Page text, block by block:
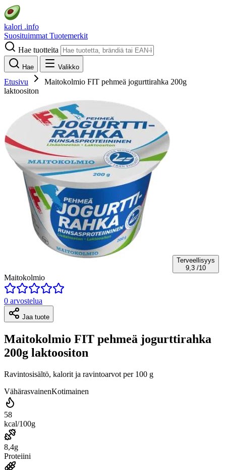
kalori .info
Suosituimmat Tuotemerkit
Hae tuotteita
Hae Valikko
Etusivu
Maitokolmio FIT pehmeä jogurttirahka 200g
laktoositon
Terveellisyys
9,3 /10
Maitokolmio
0 arvostelua
Jaa tuote
Maitokolmio FIT pehmeä jogurttirahka
200g laktoositon
Ravintosisältö, kalorit ja ravintoarvot per 100 g
VähärasvainenKotimainen
58
kcal/100g
8,4g
Proteiini